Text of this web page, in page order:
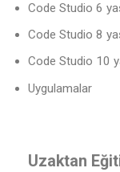
Code Studio 6
Code Studio 8
Code Studio 10
Uygulamalar
Uzaktan